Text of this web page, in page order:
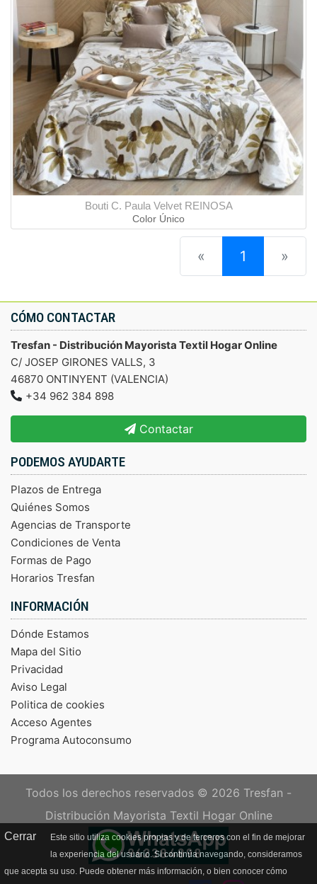
Cerrar
Este sitio utiliza cookies propias y de terceros con el fin de mejorar
la experiencia del usuario. Si continúa navegando, consideramos
que acepta su uso. Puede obtener más información, o bien conocer cómo
Bouti C. Paula Velvet REINOSA
Color Único
« 1 (current)
»
CÓMO CONTACTAR
Tresfan - Distribución Mayorista Textil Hogar Online
C/ JOSEP GIRONES VALLS, 3
46870 ONTINYENT (VALENCIA)
+34 962 384 898
Contactar
PODEMOS AYUDARTE
Plazos de Entrega
Quiénes Somos
Agencias de Transporte
Condiciones de Venta
Formas de Pago
Horarios Tresfan
INFORMACIÓN
Dónde Estamos
Mapa del Sitio
Privacidad
Aviso Legal
Politica de cookies
Acceso Agentes
Programa Autoconsumo
Todos los derechos reservados © 2026 Tresfan -
Distribución Mayorista Textil Hogar Online